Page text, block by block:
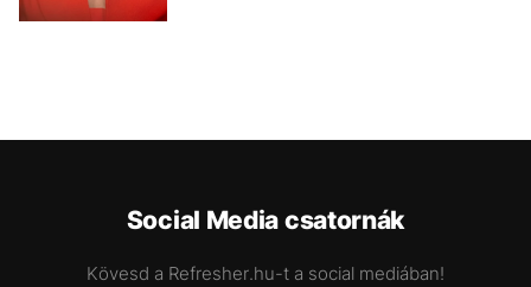
Social Media csatornák
Kövesd a Refresher.hu-t a social mediában!